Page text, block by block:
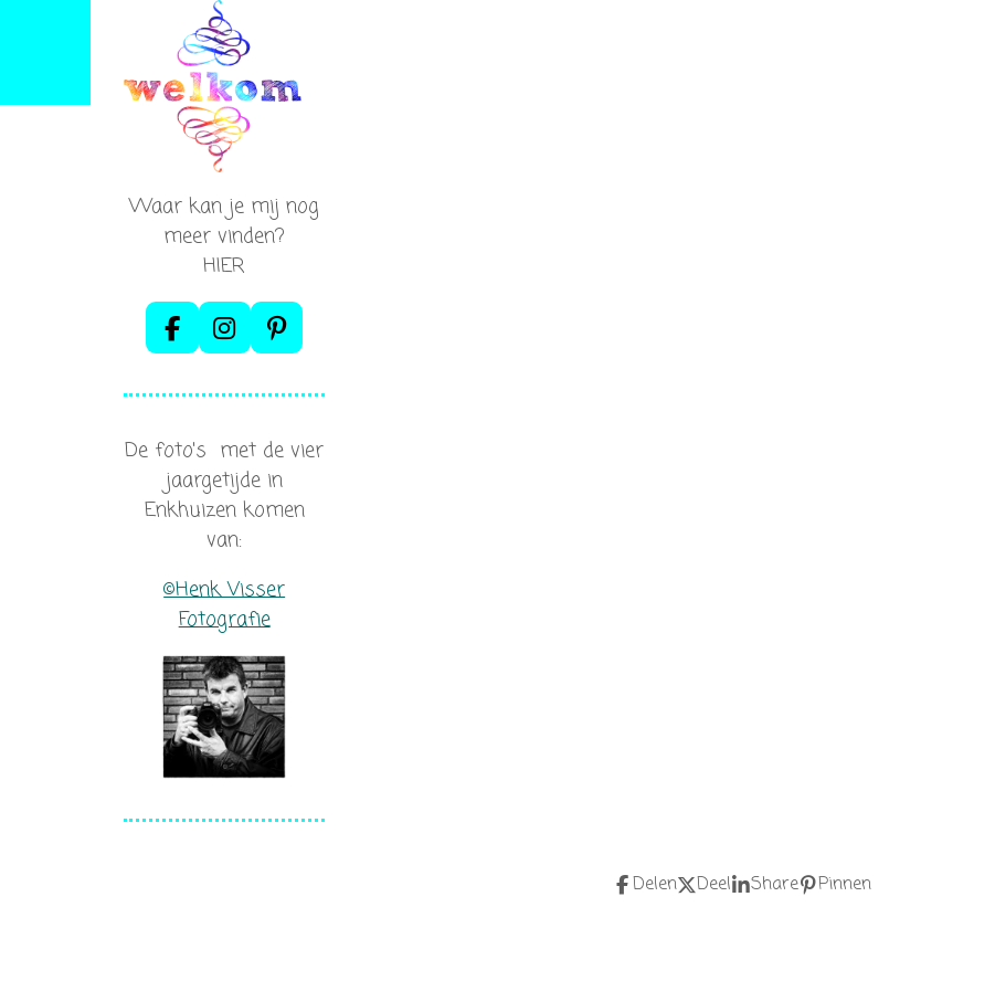
Waar kan je mij nog
meer vinden?
HIER
F
a
e
o
o
k
I
n
t
g
r
a
m
P
i
t
r
e
s
t
De foto's met de vier
jaargetijde in
Enkhuizen komen
van:
©Henk Visser
Fotografie
Delen Deel Share Pinnen